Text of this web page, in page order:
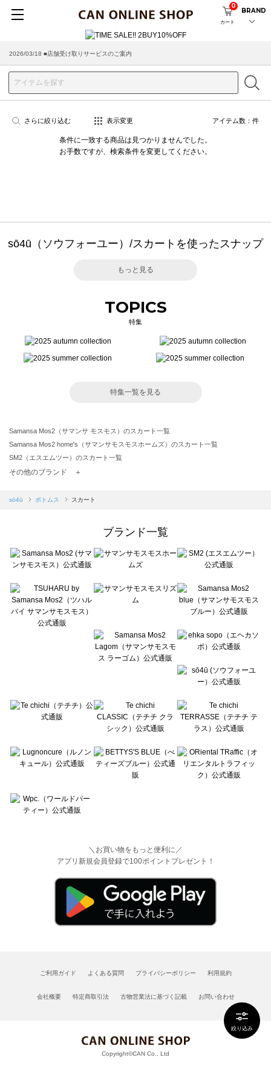
カート
0
BRAND
2026/03/18 ■店舗受け取りサービスのご案内
絞り込み
さらに絞り込む 表示変更 アイテム数： 件
条件に一致する商品は見つかりませんでした。
お手数ですが、検索条件を変更してください。
sō4ū（ソウフォーユー）/スカートを使ったスナップ
もっと見る
TOPICS
特集
特集一覧を見る
Samansa Mos2（サマンサ モスモス）のスカート一覧
Samansa Mos2 home's（サマンサモスモスホームズ）のスカート一覧
SM2（エスエムツー）のスカート一覧
TSUHARU by Samansa Mos2（ツハルバイサマンサモスモス）のスカート一覧
Samansa Mos2 blue（サマンサモスモス ブルー）のスカート一覧
sō4ū（ソウフォーユー）のスカート一覧
Te chichi（テチチ）のスカート一覧
Te chichi CLASSIC（テチチ クラシック）のスカート一覧
Lugnoncure（ルノンキュール）のスカート一覧
BETTY'S BLUE（べティーズブルー）のスカート一覧
Wpc.（ワールドパーティー）のスカート一覧
その他のブランド ＋
sō4ū ボトムス スカート
ブランド一覧
＼お買い物をもっと便利に／
アプリ新規会員登録で100ポイントプレゼント！
ご利用ガイド よくある質問 プライバシーポリシー 利用規約
会社概要 特定商取引法 古物営業法に基づく記載 お問い合わせ
Copyright©CAN Co., Ltd